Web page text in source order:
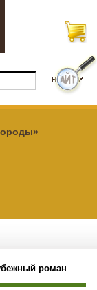
роман